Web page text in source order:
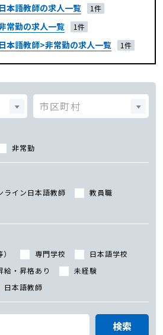
本語教師の求人一覧 1件
常勤の求人一覧 1件
本語教師>非常勤の求人一覧 1件
非常勤
ライン日本語教師
教員職
専門学校
日本語学校
給・昇格あり
未経験
日本語教師
検索